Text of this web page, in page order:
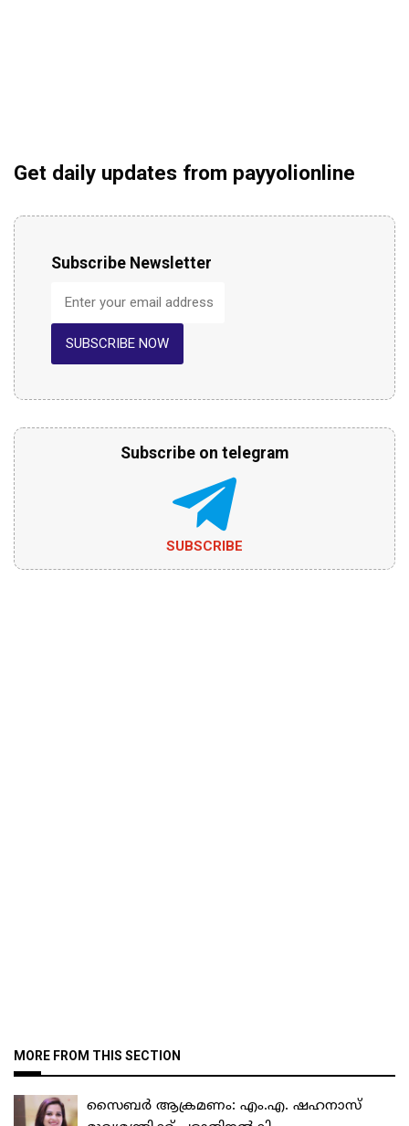
Get daily updates from payyolionline
Subscribe Newsletter
SUBSCRIBE NOW
Subscribe on telegram
SUBSCRIBE
MORE FROM THIS SECTION
സൈബർ ആക്രമണം: എം.എ. ഷഹനാസ്